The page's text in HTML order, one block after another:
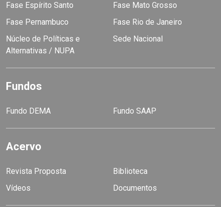
Fase Espírito Santo
Fase Mato Grosso
Fase Pernambuco
Fase Rio de Janeiro
Núcleo de Políticas e
Alternativas / NUPA
Sede Nacional
Fundos
Fundo DEMA Fundo SAAP
Acervo
Revista Proposta
Biblioteca
Vídeos
Documentos